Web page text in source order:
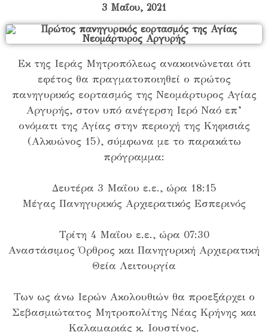
3 Μαΐου, 2021
Εκ της Ιεράς Μητροπόλεως ανακοινώνεται ότι
εφέτος θα πραγματοποιηθεί ο πρώτος
πανηγυρικός εορτασμός της Νεομάρτυρος Αγίας
Αργυρής, στον υπό ανέγερση Ιερό Ναό επ’
ονόματι της Αγίας στην περιοχή της Κηφισιάς
(Αλκυώνος 15), σύμφωνα με το παρακάτω
πρόγραμμα:
Δευτέρα 3 Μαΐου ε.ε., ώρα 18:15
Μέγας Πανηγυρικός Αρχιερατικός Εσπερινός
Τρίτη 4 Μαΐου ε.ε., ώρα 07:30
Αναστάσιμος Όρθρος και Πανηγυρική Αρχιερατική
Θεία Λειτουργία
Των ως άνω Ιερών Ακολουθιών θα προεξάρχει ο
Σεβασμιώτατος Μητροπολίτης Νέας Κρήνης και
Καλαμαριάς κ. Ιουστίνος.